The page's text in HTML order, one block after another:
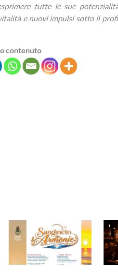
tutte le sue
e nuovi impulsi sotto il
contenuto